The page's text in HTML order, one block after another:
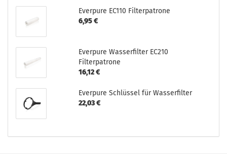
Everpure EC110 Filterpatrone
6,95 €
Everpure Wasserfilter EC210
Filterpatrone
16,12 €
Everpure Schlüssel für Wasserfilter
22,03 €